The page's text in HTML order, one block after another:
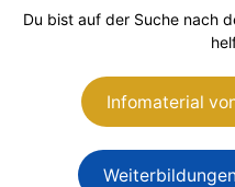
Du bist auf der Suche nach
Infomaterial